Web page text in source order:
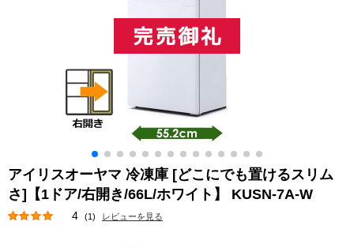
アイリスオーヤマ 冷凍庫 [どこにでも置けるスリム
さ]【1ドア/右開き/66L/ホワイト】 KUSN-7A-W
4 (1) レビューを見る